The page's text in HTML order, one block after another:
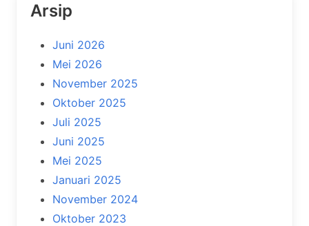
Arsip
Juni 2026
Mei 2026
November 2025
Oktober 2025
Juli 2025
Juni 2025
Mei 2025
Januari 2025
November 2024
Oktober 2023